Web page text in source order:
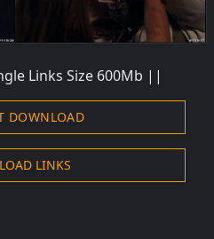
Links Size 600Mb ||
DOWNLOAD
LINKS